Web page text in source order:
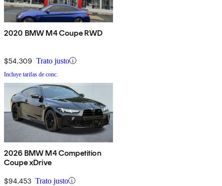
2020 BMW M4 Coupe RWD
$54,309 Trato justo
Incluye tarifas de conc.
2026 BMW M4 Competition
Coupe xDrive
$94,453 Trato justo